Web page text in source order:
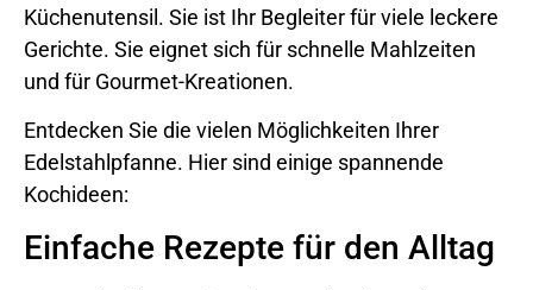
Küchenutensil. Sie ist Ihr Begleiter für viele leckere
Gerichte. Sie eignet sich für schnelle Mahlzeiten
und für Gourmet-Kreationen.
Entdecken Sie die vielen Möglichkeiten Ihrer
Edelstahlpfanne. Hier sind einige spannende
Kochideen:
Einfache Rezepte für den Alltag